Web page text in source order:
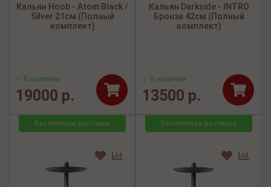
Кальян Hoob - Atom Black /
Silver 21см (Полный
комплект)
✓ В наличии
19000 р.
Кальян Darkside - INTRO
Бронза 42см (Полный
комплект)
✓ В наличии
13500 р.
Бесплатная доставка Бесплатная доставка